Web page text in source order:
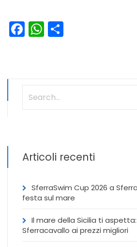
Facebook
WhatsApp
Articoli recenti
SferraSwim Cup 2026 a
festa sul mare
Il mare della Sicilia ti
Sferracavallo ai prezzi migliori